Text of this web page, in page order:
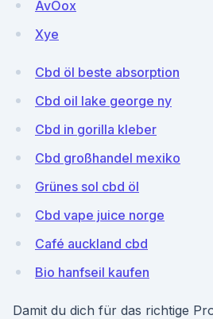
AvOox
Xye
Cbd öl beste absorption
Cbd oil lake george ny
Cbd in gorilla kleber
Cbd großhandel mexiko
Grünes sol cbd öl
Cbd vape juice norge
Café auckland cbd
Bio hanfseil kaufen
Damit du dich für das richtige